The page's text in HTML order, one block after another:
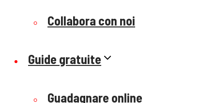
Collabora con noi
Guide gratuite
Guadagnare online